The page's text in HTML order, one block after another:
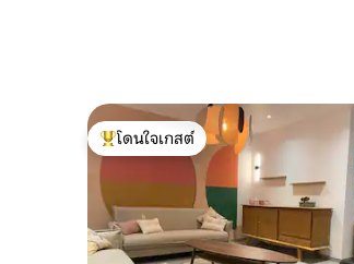
โดนใจเกสต์ที่สุด
โดนใจเกสต์